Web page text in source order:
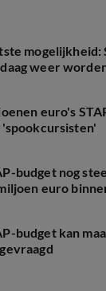
mogelijkheid:
weer
euro's
'spookcursisten'
budget nog
euro
budget kan